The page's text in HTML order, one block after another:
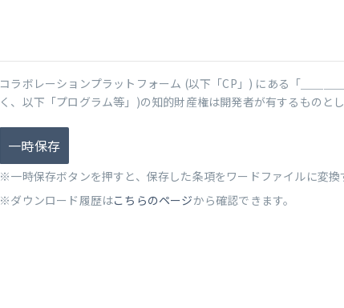
コラボレーションプラットフォーム (以下「CP」) にある「＿＿＿
く、以下「プログラム等」)の知的財産権は開発者が有するものとし
一時保存
※一時保存ボタンを押すと、保存した条項をワードファイルに変換
※ダウンロード履歴はこちらのページから確認できます。